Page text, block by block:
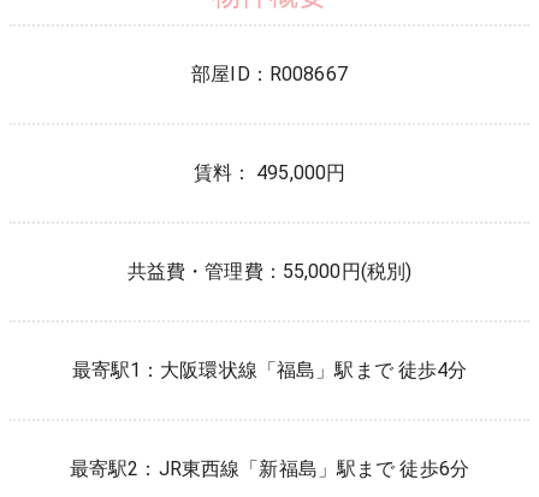
部屋ID： R008667
賃料： 495,000円
共益費・管理費： 55,000円(税別)
最寄駅1： 大阪環状線 「福島 」駅まで 徒歩4分
最寄駅2： JR東西線 「新福島 」駅まで 徒歩6分